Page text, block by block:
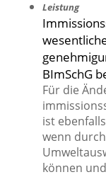
Leistung
BImSchG
Für die
ist
wenn
können